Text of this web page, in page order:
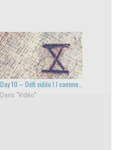
Day 10 – Défi vidéo ! J comme…
Dans "Vidéo"